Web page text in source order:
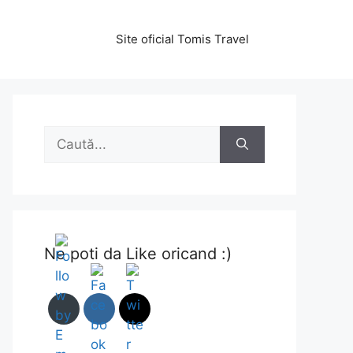
Site oficial Tomis Travel
Caută
Ne poti da Like oricand :)